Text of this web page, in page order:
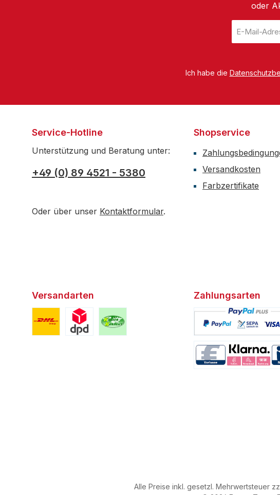
oder
Mail-
Adresse
Ich habe die
Service-Hotline
Unterstützung und Beratung unter:
+49 (0) 89 4521 - 5380
Oder über unser Kontaktformular.
Shopservice
Versandkosten
Farbzertifikate
Versandarten Zahlungsarten
Alle Preise inkl. gesetzl. Mehrwertsteuer